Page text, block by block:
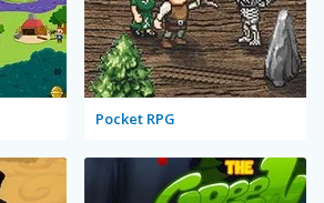
Pocket RPG